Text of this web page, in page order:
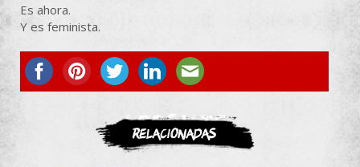
Es ahora.
Y es feminista.
ASOCIATE
Relacionadas